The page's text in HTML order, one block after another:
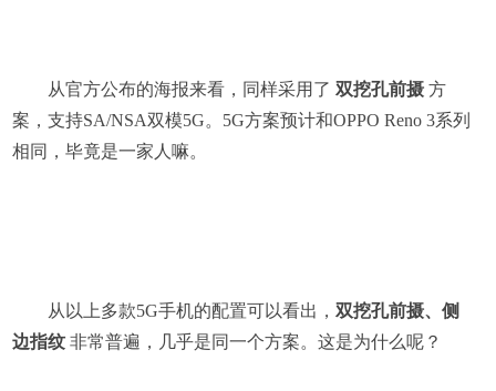
从官方公布的海报来看，同样采用了 双挖孔前摄方
案，支持SA/NSA双模5G。5G方案预计和OPPO Reno 3系列
相同，毕竟是一家人嘛。
从以上多款5G手机的配置可以看出， 双挖孔前摄、侧
边指纹 非常普遍，几乎是同一个方案。这是为什么呢？